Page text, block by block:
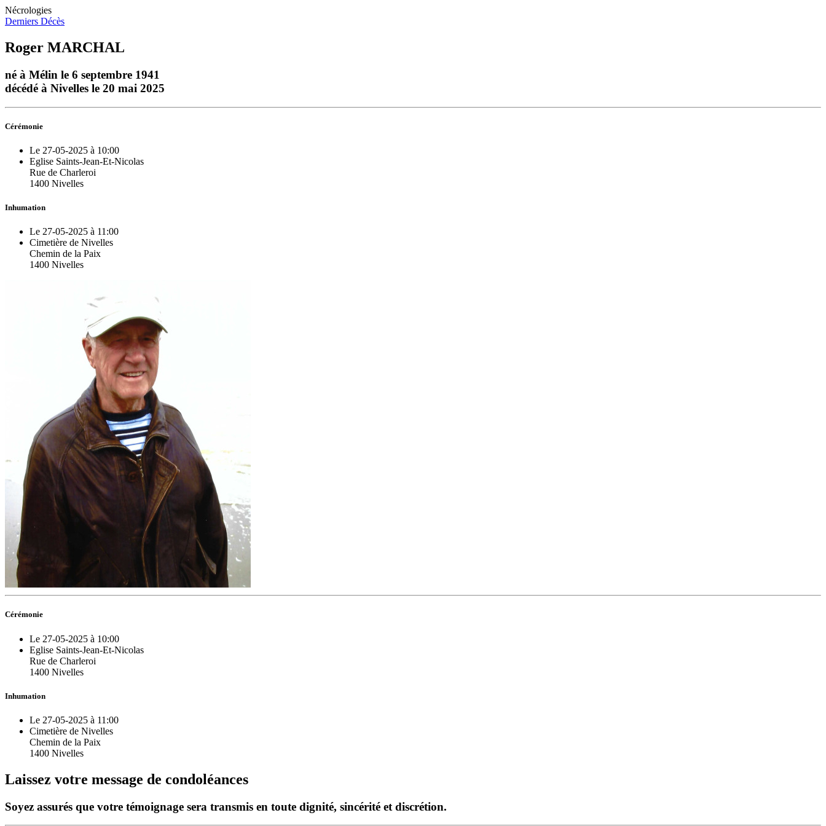
Nécrologies
Derniers Décès
Roger MARCHAL
né à Mélin le 6 septembre 1941
décédé à Nivelles le 20 mai 2025
Cérémonie
Le 27-05-2025 à 10:00
Eglise Saints-Jean-Et-Nicolas
Rue de Charleroi
1400 Nivelles
Inhumation
Le 27-05-2025 à 11:00
Cimetière de Nivelles
Chemin de la Paix
1400 Nivelles
Cérémonie
Le 27-05-2025 à 10:00
Eglise Saints-Jean-Et-Nicolas
Rue de Charleroi
1400 Nivelles
Inhumation
Le 27-05-2025 à 11:00
Cimetière de Nivelles
Chemin de la Paix
1400 Nivelles
Laissez votre message de condoléances
Soyez assurés que votre témoignage sera transmis en toute dignité, sincérité et discrétion.